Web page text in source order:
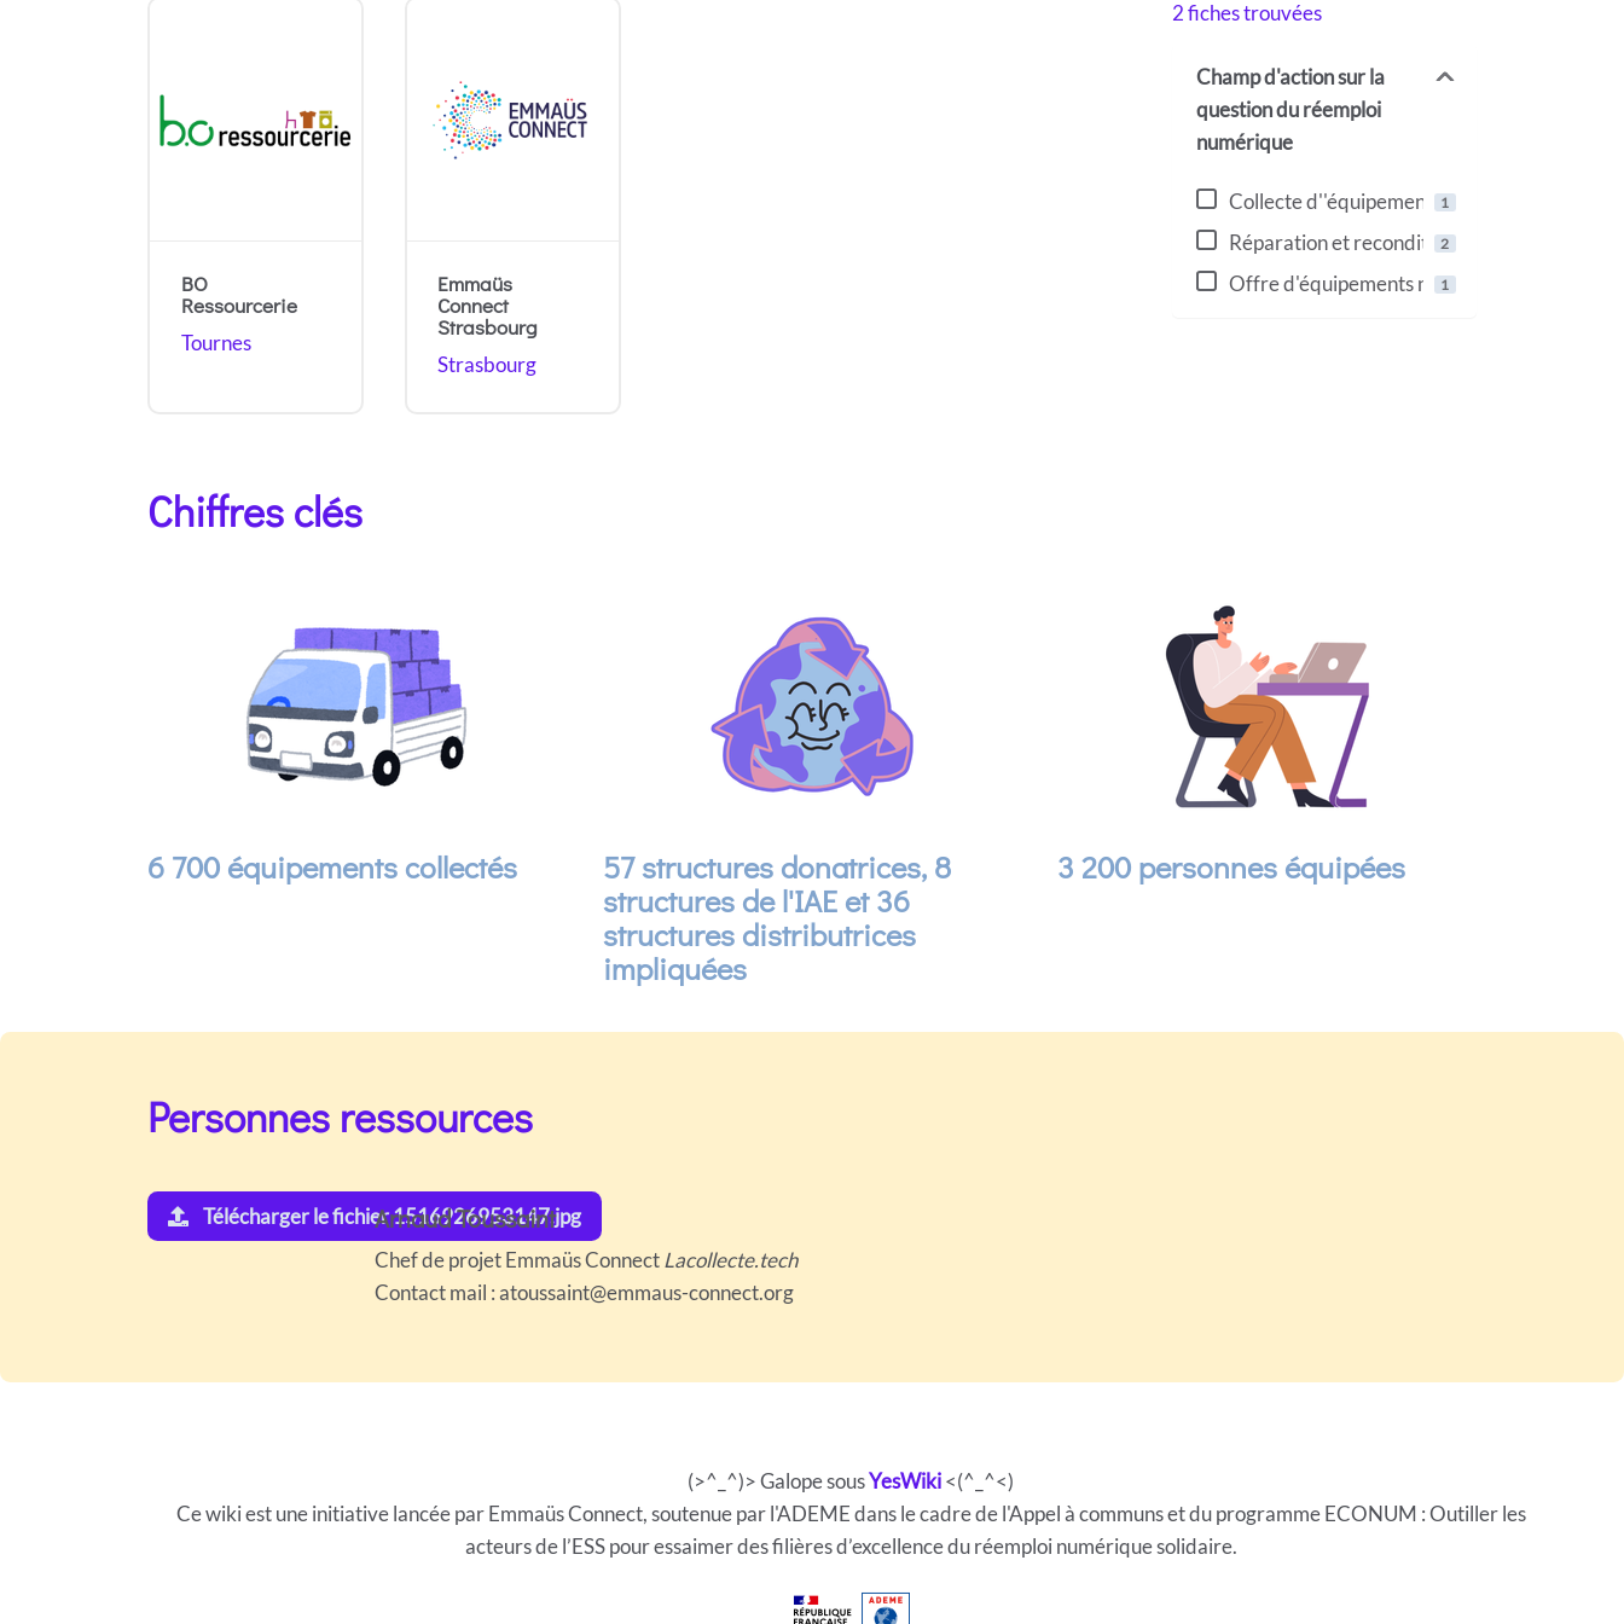
2fiches trouvées
Champ d'action sur la
question du réemploi
numérique
Collecte d''équipements numériques
1
Réparation et reconditionnement
2
Offre d'équipements numériques (réemploi)
1
BO
Ressourcerie
Tournes
Emmaüs
Connect
Strasbourg
Strasbourg
Chiffres clés
6 700 équipements collectés
57 structures donatrices, 8
structures de l'IAE et 36
structures distributrices
impliquées
3 200 personnes équipées
Personnes ressources
Télécharger le fichier 1516926953147.jpg
Arnaud Toussaint
Chef de projet Emmaüs ConnectLacollecte.tech
Contact mail : atoussaint@emmaus-connect.org
(>^_^)> Galope sousYesWiki<(^_^<)
Ce wiki est une initiative lancée par Emmaüs Connect, soutenue par l'ADEME dans le cadre de l'Appel à communs et du programme ECONUM : Outiller les
acteurs de l’ESS pour essaimer des filières d’excellence du réemploi numérique solidaire.